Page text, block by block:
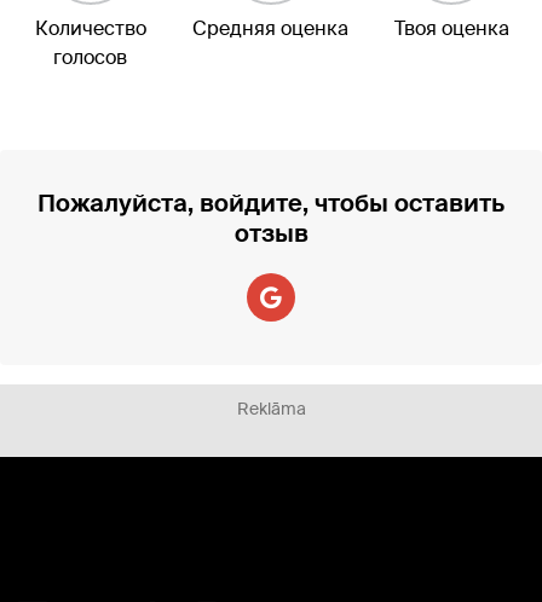
Количество
голосов
Средняя оценка Твоя оценка
Пожалуйста, войдите, чтобы оставить
отзыв
Reklāma